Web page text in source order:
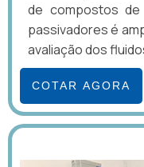
de compostos
passivadores é
avaliação dos
COTAR AGORA